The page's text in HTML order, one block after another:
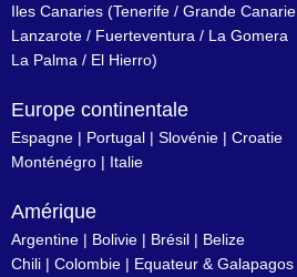
Iles Canaries (Tenerife / Grande Canarie
Lanzarote / Fuerteventura / La Gomera
La Palma / El Hierro)
Europe continentale
Espagne | Portugal | Slovénie | Croatie
Monténégro | Italie
Amérique
Argentine | Bolivie | Brésil | Belize
Chili | Colombie | Equateur & Galapagos